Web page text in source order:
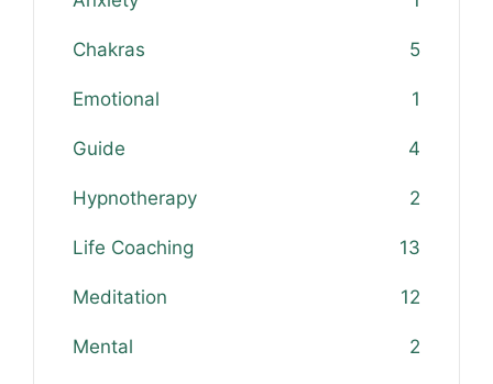
Chakras 5
Emotional 1
Guide 4
Hypnotherapy 2
Life Coaching 13
Meditation 12
Mental 2